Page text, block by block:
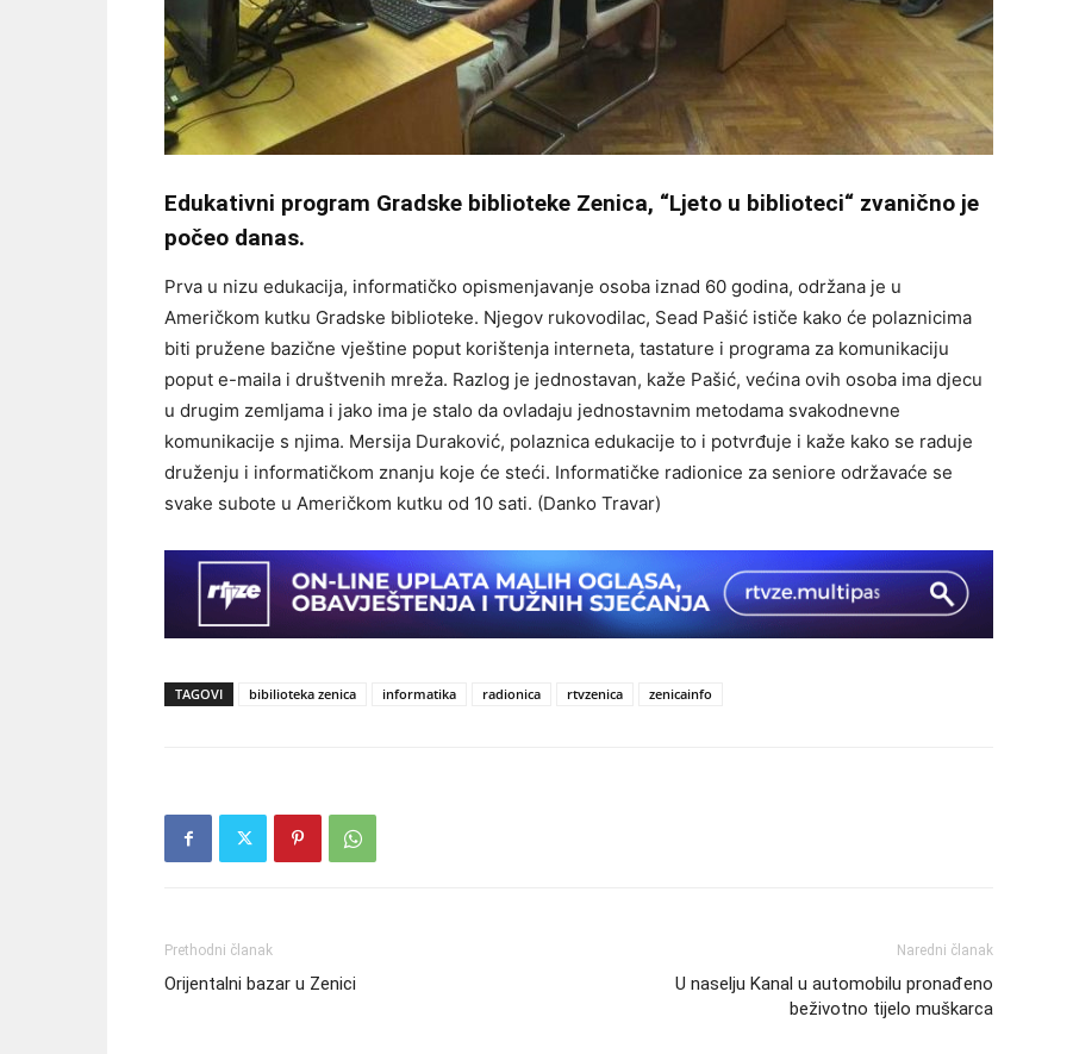
Edukativni program Gradske biblioteke Zenica, “Ljeto u biblioteci“ zvanično je
počeo danas.
Prva u nizu edukacija, informatičko opismenjavanje osoba iznad 60 godina, održana je u
Američkom kutku Gradske biblioteke. Njegov rukovodilac, Sead Pašić ističe kako će polaznicima
biti pružene bazične vještine poput korištenja interneta, tastature i programa za komunikaciju
poput e-maila i društvenih mreža. Razlog je jednostavan, kaže Pašić, većina ovih osoba ima djecu
u drugim zemljama i jako ima je stalo da ovladaju jednostavnim metodama svakodnevne
komunikacije s njima. Mersija Duraković, polaznica edukacije to i potvrđuje i kaže kako se raduje
druženju i informatičkom znanju koje će steći. Informatičke radionice za seniore održavaće se
svake subote u Američkom kutku od 10 sati. (Danko Travar)
TAGOVI bibilioteka zenica informatika radionica rtvzenica zenicainfo
Prethodni članak
Orijentalni bazar u Zenici
Naredni članak
U naselju Kanal u automobilu pronađeno
beživotno tijelo muškarca